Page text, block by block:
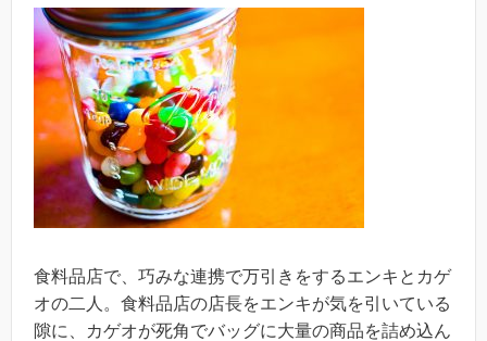
食料品店で、巧みな連携で万引きをするエンキとカゲ
オの二人。食料品店の店長をエンキが気を引いている
隙に、カゲオが死角でバッグに大量の商品を詰め込ん